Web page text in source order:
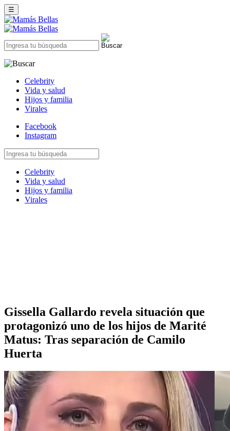
☰
Celebrity
Vida y salud
Hijos y familia
Virales
Facebook
Instagram
Celebrity
Vida y salud
Hijos y familia
Virales
Gissella Gallardo revela situación que
protagonizó uno de los hijos de Marité
Matus: Tras separación de Camilo
Huerta